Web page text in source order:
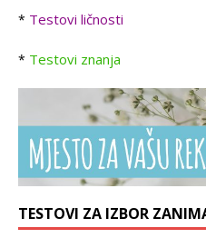
* Testovi ličnosti
* Testovi znanja
TESTOVI ZA IZBOR